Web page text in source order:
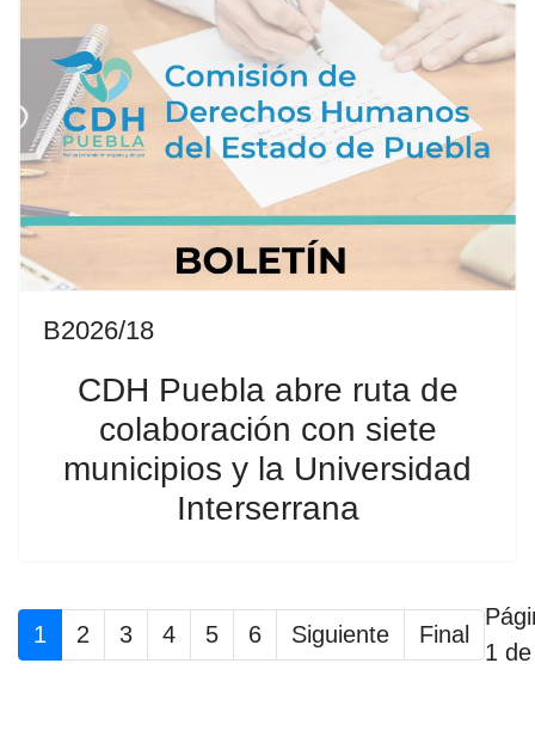
B2026/18
CDH Puebla abre ruta de
colaboración con siete
municipios y la Universidad
Interserrana
1 2 3 4 5 6 Siguiente Final
1